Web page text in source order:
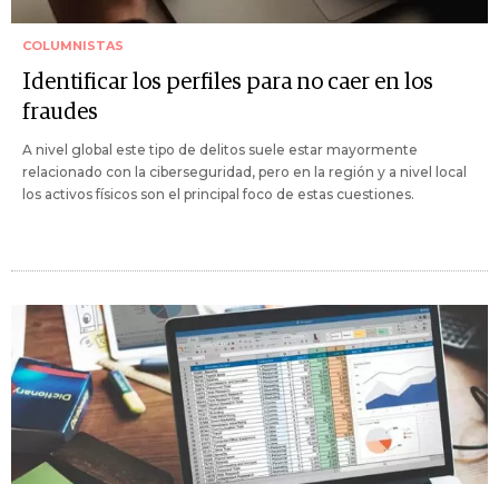
COLUMNISTAS
Identificar los perfiles para no caer en los
fraudes
A nivel global este tipo de delitos suele estar mayormente
relacionado con la ciberseguridad, pero en la región y a nivel local
los activos físicos son el principal foco de estas cuestiones.